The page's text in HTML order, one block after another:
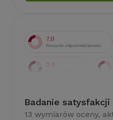
Badanie
13 wymiarów oceny,